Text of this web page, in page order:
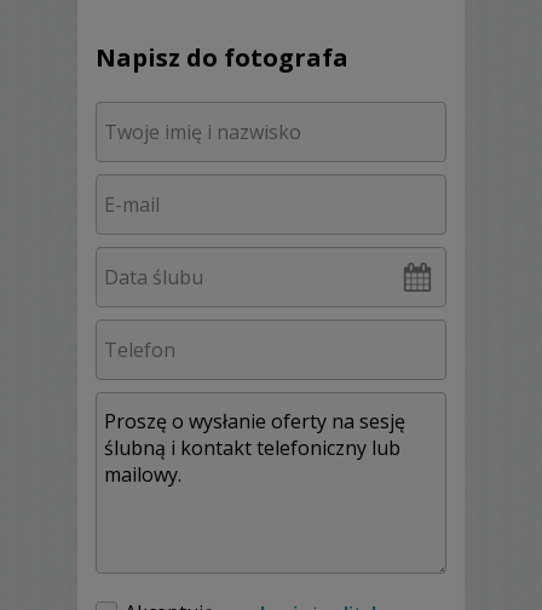
Czego możesz oczekiwać?
od przygotowań, aż po oczepiny. Pleneru w
dniu ślubu lub w innym dniu, aż 2 dni na
tygodnie na obróbkę graficzną i
skomponowanie fotoksiążki.
Co otrzymujesz w cenie?
Dokumentację w postaci zdjęć z dnia
zaślubin, emocji, radości zabawy. Zdjęcia,
Fotoksiążkę oprawioną w ekoskórę, strony
wzmacniane..., trwałość na papierze foto, no
i przede wszystkim projekt specjalnie dla
ciebie.
Jak się zachować w trakcie sesji?
Napisz do fotografa